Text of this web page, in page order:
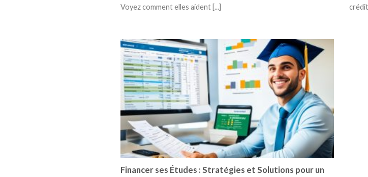
Voyez comment elles aident [...]
Financer ses Études : Stratégies et Solutions pour un